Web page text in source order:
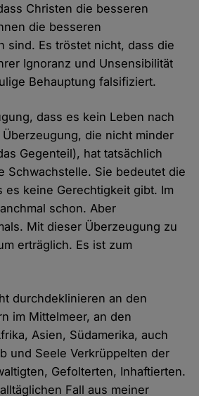
Christen die besseren
die besseren
sind. Es tröstet nicht, dass die
Ignoranz und Unsensibilität
Behauptung falsifiziert.
dass es kein Leben nach
die nicht minder
Gegenteil), hat tatsächlich
Schwachstelle. Sie bedeutet die
es keine Gerechtigkeit gibt. Im
schon. Aber
Mit dieser Überzeugung zu
erträglich. Es ist zum
durchdeklinieren an den
im Mittelmeer, an den
Asien, Südamerika, auch
und Seele Verkrüppelten der
Gefolterten, Inhaftierten.
Fall aus meiner